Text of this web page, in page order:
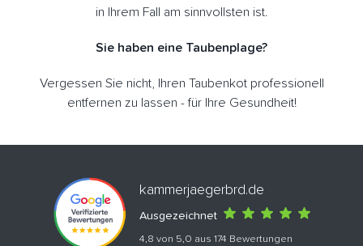
in Ihrem Fall am sinnvollsten ist.
Sie haben eine Taubenplage?
Vergessen Sie nicht, Ihren Taubenkot professionell
entfernen zu lassen - für Ihre Gesundheit!
kammerjaegerbrd.de
Ausgezeichnet
4,8 von 5,0 aus 174 Bewertungen